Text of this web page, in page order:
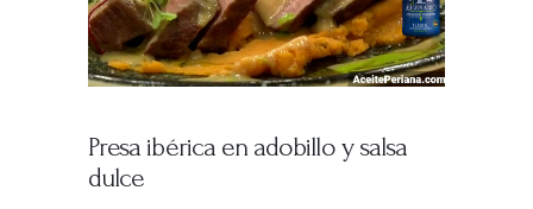
Presa ibérica en adobillo y salsa
dulce